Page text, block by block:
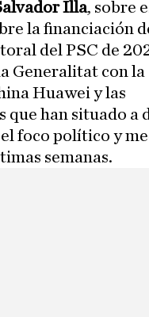
Illa, sobre
la financiación
del PSC de
Generalitat con la
Huawei y las
que han situado a
foco político y
semanas.